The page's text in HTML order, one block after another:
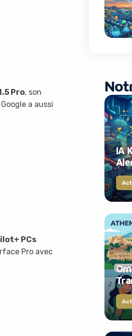
Pro, son
a aussi
PCs
Pro avec
IA
an ad-
No Thanks